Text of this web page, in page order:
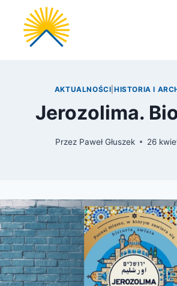
Przejdź
treści
AKTUALNOŚCI |HISTORIA I
Jerozolima.
Przez Paweł Głuszek 26